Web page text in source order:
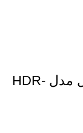
منبع تغذیه 24 ولت 1.5 آمپر مین ول مدل HDR-